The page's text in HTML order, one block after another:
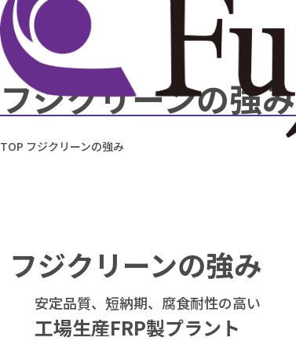
フジクリーンの強み
TOP フジクリーンの強み
フジクリーンの強み
安定品質、短納期、腐食耐性の高い
工場生産FRP製プラント